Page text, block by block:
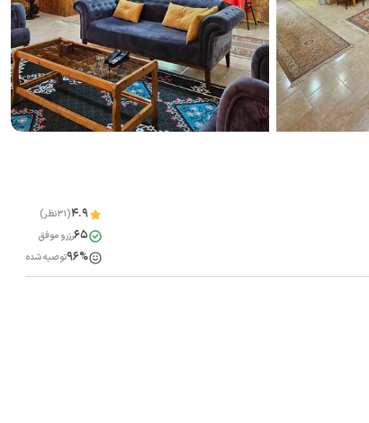
4.9(31نظر)
65رزرو موفق
96%توصیه شده